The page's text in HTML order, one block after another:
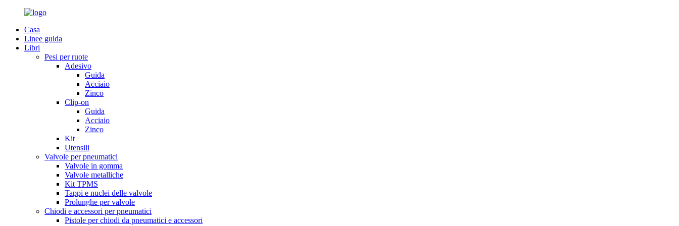
Casa
Linee guida
Libri
Pesi per ruote
Adesivo
Guida
Acciaio
Zinco
Clip-on
Guida
Acciaio
Zinco
Kit
Utensili
Valvole per pneumatici
Valvole in gomma
Valvole metalliche
Kit TPMS
Tappi e nuclei delle valvole
Prolunghe per valvole
Chiodi e accessori per pneumatici
Pistole per chiodi da pneumatici e accessori